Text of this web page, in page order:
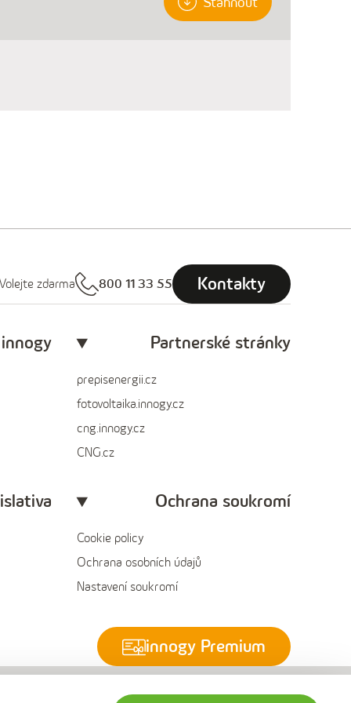
Volejte zdarma 800 11 33 55 Kontakty
Partnerské stránky
prepisenergii.cz
fotovoltaika.innogy.cz
cng.innogy.cz
CNG.cz
Ochrana soukromí
Cookie policy
Ochrana osobních údajů
Nastavení soukromí
innogy Premium